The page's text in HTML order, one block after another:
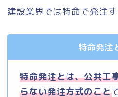
建設業界では特命で発注す
特命発注
特命発注とは、公共工
らない発注方式のこと